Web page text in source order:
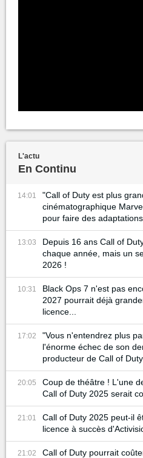
L'actu
En Continu
14:01
"Call of Duty est plus
cinématographique
pour faire des
13:03
Depuis 16 ans Call of
chaque année, mais un
2026 !
10:31
Black Ops 7 n'est pas
2027 pourrait déjà
licence...
17:02
"Vous n'entendrez plus
l'énorme échec de son
producteur de Call of
gaming
20:05
Coup de théâtre ! L'une
Call of Duty 2025 serait
21:01
Call of Duty 2025 peut-il
licence à succès
21:02
Call of Duty pourrait